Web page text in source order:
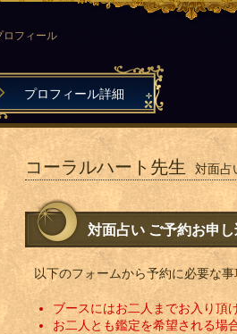
ロフィール
プロフィール詳細
コーラルハート先生 対面占
対面占い ご予約お申
以下のフォームから予約に必要な
ブースにはお二人までお入り頂
お二人とも鑑定を希望される場